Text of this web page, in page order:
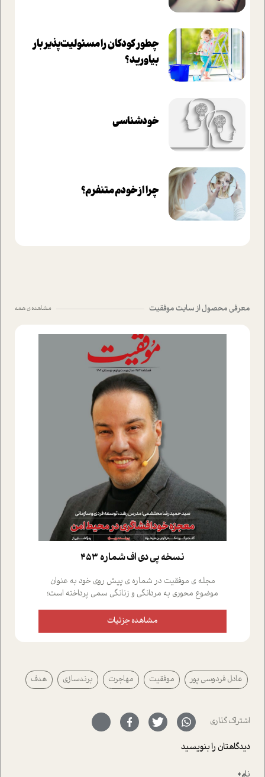
چطور کودکان را مسئولیت‌پذیر بار
بیاورید؟
خودشناسی
چرا از خودم متنفرم؟
معرفی محصول از سایت موفقیت مشاهده ی همه
نسخه پي دي اف شماره 453
مجله ی موفقیت در شماره ی پیش روی خود به عنوان
موضوع محوری به مردانگی و زنانگی سمی پرداخته است؛
علیخواه، جامعه شناس در بخش های مختلف تلاش کرده ایم
از دریچه های گوناگون به این موضوع مهم بپردازیم.فصل
پیرامون آن آشنا می کند.در بخش دو فنجان داغ به سراغ افرادی
رفته ایم که موفقیت را در عمل به اثبات رسانده اند؛ سید
حمیدرضا محتشمی که بیست و پنجمین سال فعالیت حرفه
سر نهاده است و نیز کرامت عزیز زاده؛ سفیر صلح و دوستی که
با رکاب زدن در بیش از هفتاد کشور و کاشتن درخت، به نماد
حمایت از محیط زیست و منابع طبیعی تبدیل گشته
است.فصل روایت اجنبی ها در این شماره به دو موضوع
مشاهده جزئیات
عادل فردوسی پور موفقیت مهاجرت برندسازی هدف
اشتراک گذاری
دیدگاهتان را بنویسید
نام*